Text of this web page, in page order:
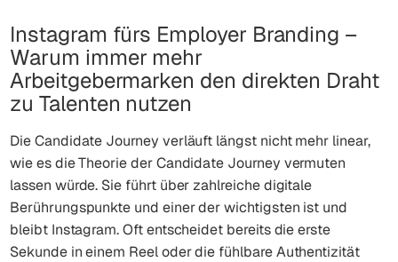
Instagram fürs Employer Branding –
Warum immer mehr
Arbeitgebermarken den direkten Draht
zu Talenten nutzen
Die Candidate Journey verläuft längst nicht mehr linear,
wie es die Theorie der Candidate Journey vermuten
lassen würde. Sie führt über zahlreiche digitale
Berührungspunkte und einer der wichtigsten ist und
bleibt Instagram. Oft entscheidet bereits die erste
Sekunde in einem Reel oder die fühlbare Authentizität